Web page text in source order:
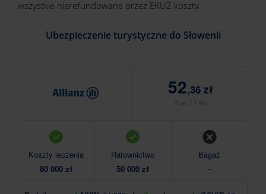
wszystkie nierefundowane przez EKUZ koszty.
Ubezpieczenie turystyczne do Słowenii
Koszty leczenia
80 000 zł
Ratownictwo
50 000 zł
Bagaż
-
52,36 zł
2 os. / 7 dni